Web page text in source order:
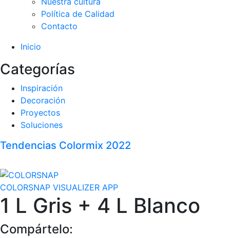
Política de Calidad
Contacto
Inicio
Categorías
Inspiración
Decoración
Proyectos
Soluciones
Tendencias Colormix 2022
COLORSNAP VISUALIZER APP
1 L Gris + 4 L Blanco
Compártelo: